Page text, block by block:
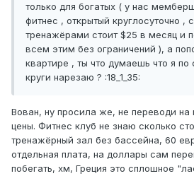
только для богатых ( у нас
фитнес , открытый круглосуточно ,
тренажёрами стоит $25 в месяц и
всем этим без ограничений ), а
квартире , ты что думаешь что я по
круги нарезаю ? :18_1_35:
Вован, ну просила же, не переводи на
цены. Фитнес клуб не знаю сколько
тренажёрный зал без бассейна, 60
отдельная плата, на доллары сам
побегать, хм, Греция это сплошное